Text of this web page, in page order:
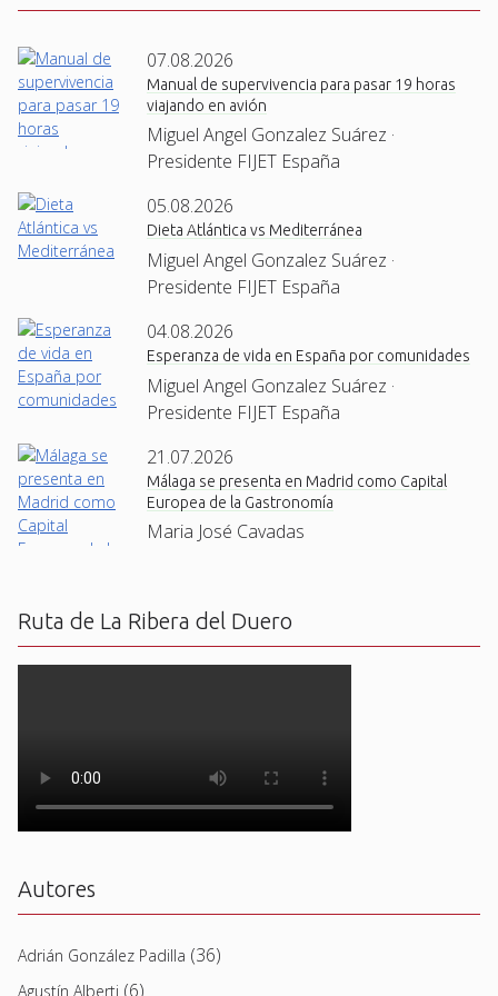
07.08.2026
Manual de supervivencia para pasar 19 horas
viajando en avión
Miguel Angel Gonzalez Suárez ·
Presidente FIJET España
05.08.2026
Dieta Atlántica vs Mediterránea
Miguel Angel Gonzalez Suárez ·
Presidente FIJET España
04.08.2026
Esperanza de vida en España por comunidades
Miguel Angel Gonzalez Suárez ·
Presidente FIJET España
21.07.2026
Málaga se presenta en Madrid como Capital
Europea de la Gastronomía
Maria José Cavadas
Ruta de La Ribera del Duero
Autores
Adrián González Padilla (36)
Agustín Alberti (6)